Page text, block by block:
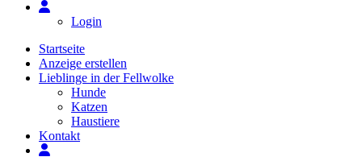
Login
Startseite
Anzeige erstellen
Lieblinge in der Fellwolke
Hunde
Katzen
Haustiere
Kontakt